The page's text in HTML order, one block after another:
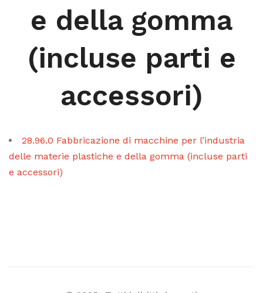
e della gomma
(incluse parti e
accessori)
28.96.0 Fabbricazione di macchine per l’industria
delle materie plastiche e della gomma (incluse parti
e accessori)